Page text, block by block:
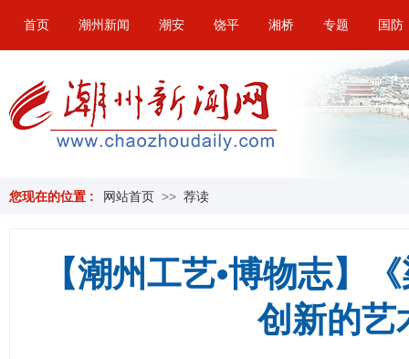
首页 潮州新闻 潮安 饶平 湘桥 专题 国防
您现在的位置 : 网站首页 >> 荐读
【潮州工艺•博物志】
创新的艺